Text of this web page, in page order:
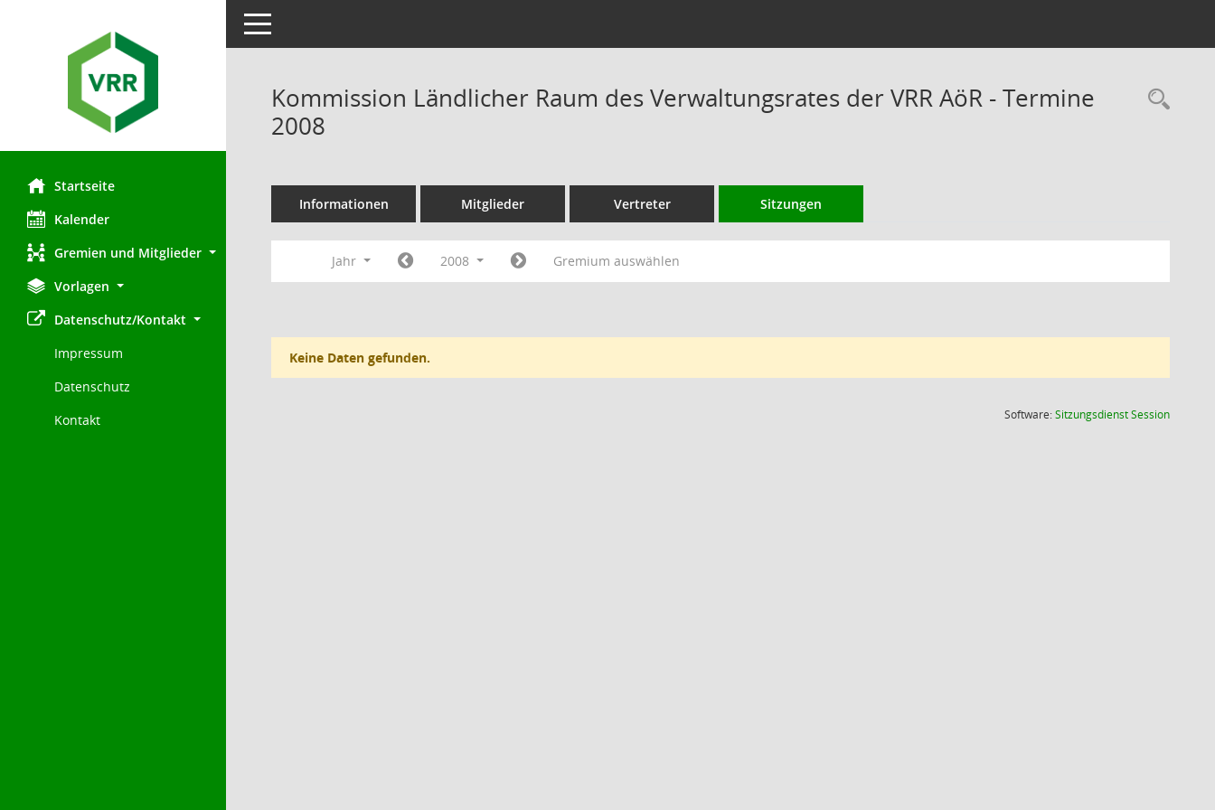
Startseite
Kalender
Gremien und Mitglieder
Vorlagen
Datenschutz/Kontakt
Impressum
Datenschutz
Kontakt
Toggle navigation
Kommission Ländlicher Raum des Verwaltungsrates der VRR AöR - Termine
2008
Informationen Mitglieder Vertreter Sitzungen
Jahr 2008 Gremium auswählen
Keine Daten gefunden.
Software:SitzungsdienstSession(Wird in